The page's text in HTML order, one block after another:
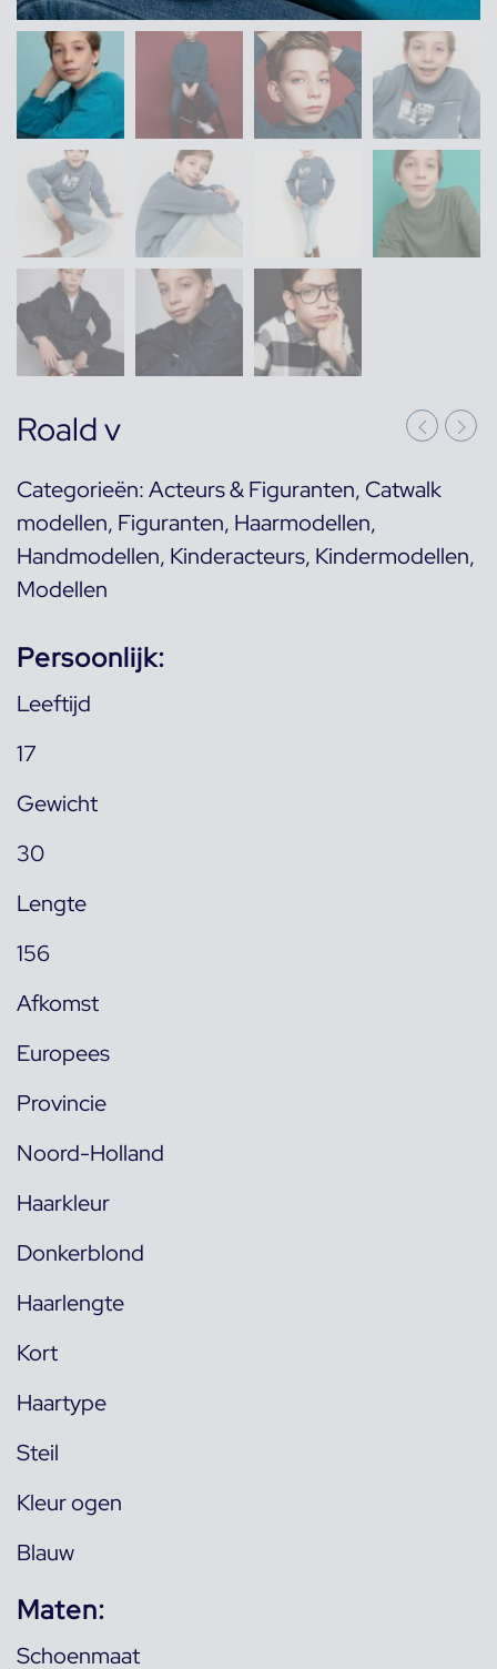
Roald v
Categorieën:Acteurs & Figuranten, Catwalk
modellen, Figuranten, Haarmodellen,
Handmodellen, Kinderacteurs, Kindermodellen,
Modellen
Persoonlijk:
Leeftijd
17
Gewicht
30
Lengte
156
Afkomst
Europees
Provincie
Noord-Holland
Haarkleur
Donkerblond
Haarlengte
Kort
Haartype
Steil
Kleur ogen
Blauw
Maten:
Schoenmaat